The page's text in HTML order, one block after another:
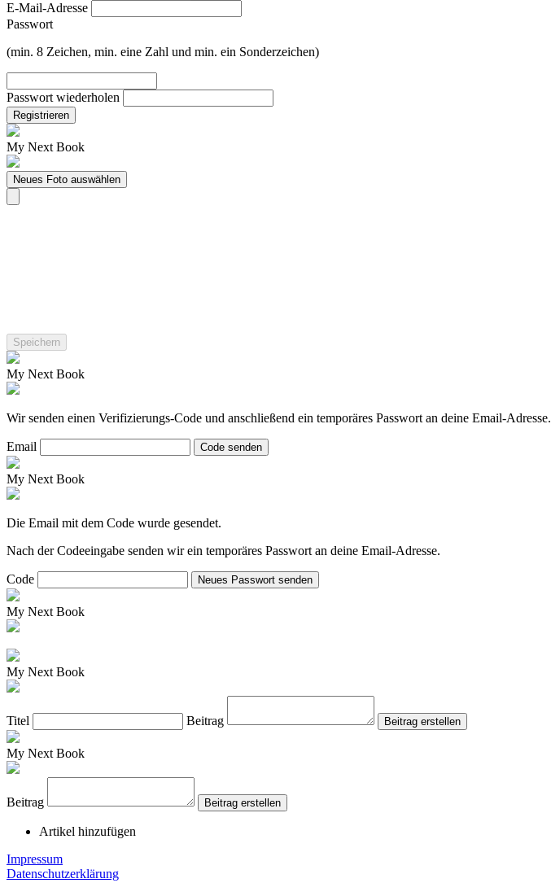
E-Mail-Adresse
Passwort
(min. 8 Zeichen, min. eine Zahl und min. ein Sonderzeichen)
Passwort wiederholen
Registrieren
My Next Book
Neues Foto auswählen
My Next Book
Wir senden einen Verifizierungs-Code und anschließend ein temporäres Passwort an deine Email-Adresse.
Email Code senden
My Next Book
Die Email mit dem Code wurde gesendet.
Nach der Codeeingabe senden wir ein temporäres Passwort an deine Email-Adresse.
Code Neues Passwort senden
My Next Book
My Next Book
Titel Beitrag Beitrag erstellen
My Next Book
Beitrag Beitrag erstellen
Artikel hinzufügen
Impressum
Datenschutzerklärung